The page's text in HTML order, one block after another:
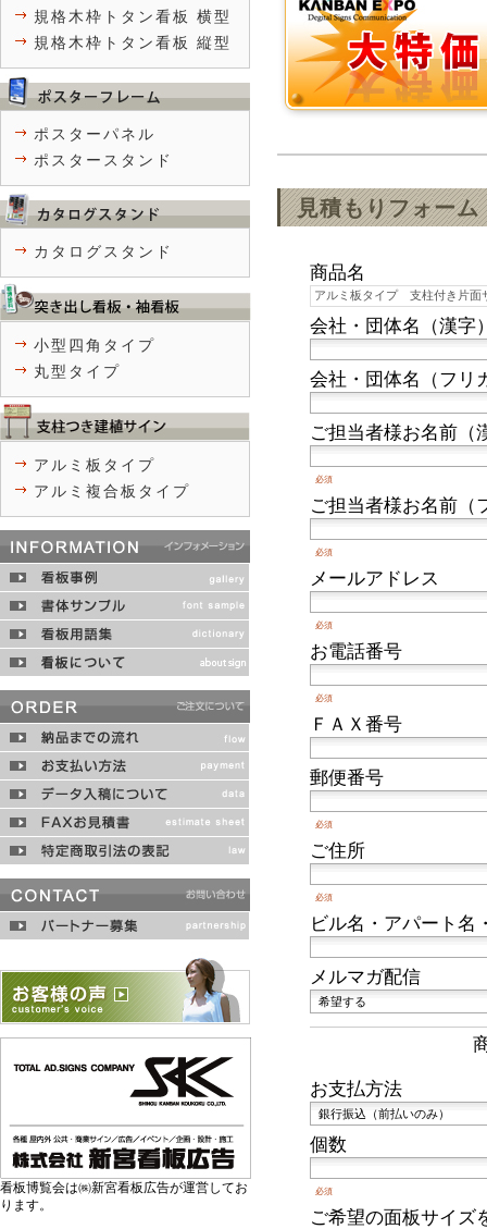
見積もりフォーム
商品名
会社・団体名（漢字
会社・団体名（フリ
ご担当者様お名前（
必須
ご担当者様お名前（
必須
メールアドレス
必須
お電話番号
必須
ＦＡＸ番号
郵便番号
必須
ご住所
必須
ビル名・アパート名
メルマガ配信
お支払方法
個数
必須
ご希望の面板サイズ
規格木枠トタン看板 横型
規格木枠トタン看板 縦型
ポスターパネル
ポスタースタンド
カタログスタンド
小型四角タイプ
丸型タイプ
アルミ板タイプ
アルミ複合板タイプ
看板博覧会は㈱新宮看板広告が運営してお
ります。